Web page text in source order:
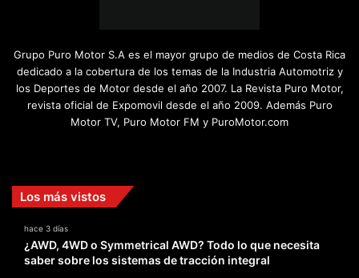
Grupo Puro Motor S.A es el mayor grupo de medios de Costa Rica
dedicado a la cobertura de los temas de la Industria Automotriz y
los Deportes de Motor desde el año 2007. La Revista Puro Motor,
revista oficial de Expomovil desde el año 2009. Además Puro
Motor TV, Puro Motor FM y PuroMotor.com
Los más vistos
hace 3 días
¿AWD, 4WD o Symmetrical AWD? Todo lo que necesita
saber sobre los sistemas de tracción integral